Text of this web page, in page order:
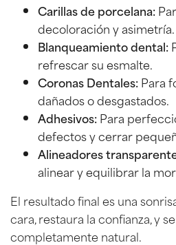
Carillas de porcelana:
decoloración y asimetría.
Blanqueamiento dental:
refrescar su esmalte.
Coronas Dentales:Para
dañados o desgastados.
Adhesivos:Para
defectos y cerrar
Alineadores
alinear y equilibrar la
El resultado final es una
cara, restaura la confianza, y
completamente natural.